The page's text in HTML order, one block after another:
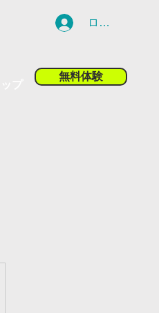
ログイン
無料体験